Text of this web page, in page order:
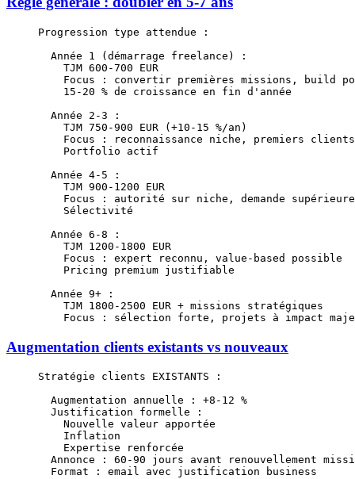
Progression type attendue :
  Année 1 (démarrage freelance) :
    TJM 600-700 EUR
Focus : convertir premières missions, build
    15-20 % de croissance en fin d'année
  Année 2-3 :
    TJM 750-900 EUR (+10-15 %/an)
Focus : reconnaissance niche, premiers
    Portfolio actif
  Année 4-5 :
    TJM 900-1200 EUR
Focus : autorité sur niche, demande
    Sélectivité
  Année 6-8 :
    TJM 1200-1800 EUR
    Focus : expert reconnu, value-based possible
    Pricing premium justifiable
  Année 9+ :
    TJM 1800-2500 EUR + missions stratégiques
Focus : sélection forte, projets à impact
Augmentation clients existants vs nouveaux
Stratégie clients EXISTANTS :
  Augmentation annuelle : +8-12 %
  Justification formelle :
    Nouvelle valeur apportée
    Inflation
    Expertise renforcée
Annonce : 60-90 jours avant renouvellement
  Format : email avec justification business